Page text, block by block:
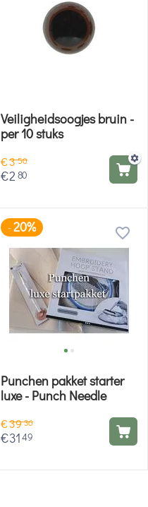
Veiligheidsoogjes bruin -
per 10 stuks
€350
€2 80
-20%
Punchen pakket starter
luxe - Punch Needle
€3936
€3149